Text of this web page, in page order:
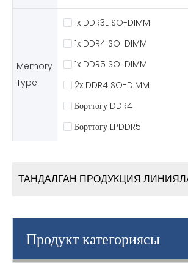
Memory
Type
1x DDR3L SO-DIMM
1x DDR4 SO-DIMM
1x DDR5 SO-DIMM
2x DDR4 SO-DIMM
Борттогу DDR4
Борттогу LPDDR5
ТАНДАЛГАН ПРОДУКЦИЯ
Продукт категориясы